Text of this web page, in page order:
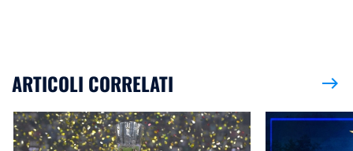
ARTICOLI CORRELATI east